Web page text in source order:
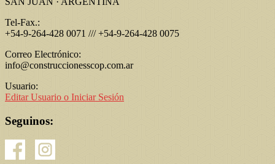
Tel-Fax.:
+54-9-264-428 0071 /// +54-9-264-428 0075
Correo Electrónico:
info@construccionesscop.com.ar
Usuario:
Editar Usuario o Iniciar Sesión
Seguinos: